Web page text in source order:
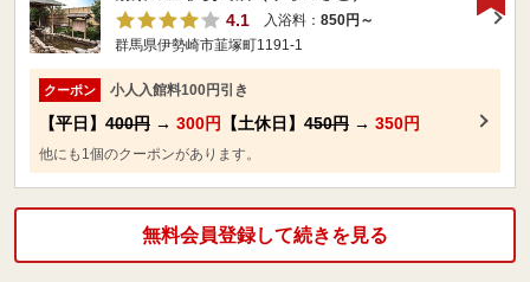
4.1
入浴料： 850円～
群馬県伊勢崎市韮塚町1191-1
クーポン 小人入館料100円引き
【平日】 400円 → 300円 【土休日】 450円 → 350円
他にも1個のクーポンがあります。
無料会員登録して続きを見る